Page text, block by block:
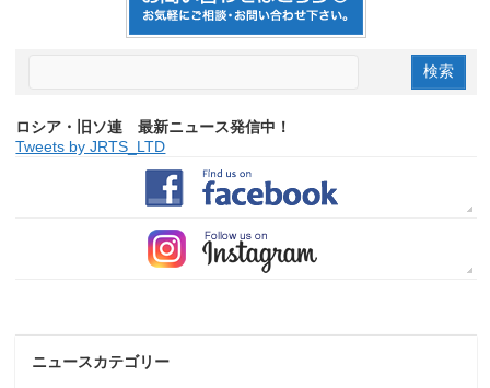
ロシア・旧ソ連 最新ニュース発信中！
Tweets by JRTS_LTD
ニュースカテゴリー